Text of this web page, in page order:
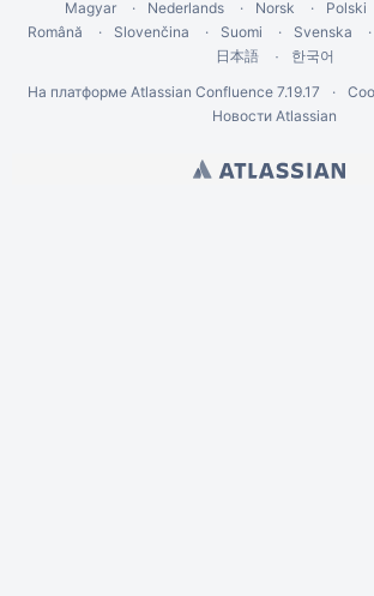
Magyar
Nederlands Norsk Polski
Română
Slovenčina Suomi Svenska
日本語
한국어
На платформе Atlassian Confluence 7.19.17
Новости Atlassian